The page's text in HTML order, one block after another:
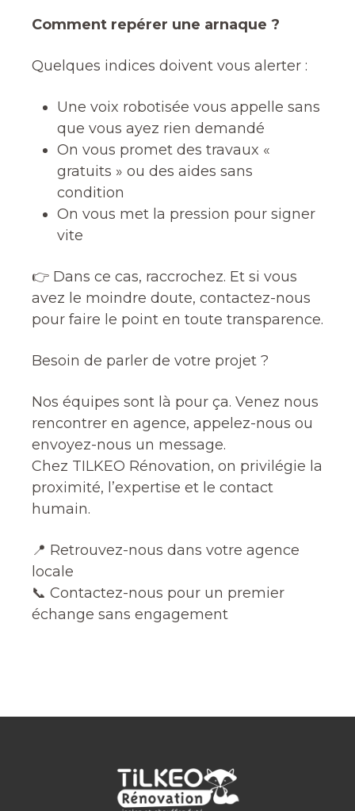
Comment repérer une arnaque ?
Quelques indices doivent vous alerter :
Une voix robotisée vous appelle sans
que vous ayez rien demandé
On vous promet des travaux «
gratuits » ou des aides sans
condition
On vous met la pression pour signer
vite
👉 Dans ce cas, raccrochez. Et si vous
avez le moindre doute, contactez-nous
pour faire le point en toute transparence.
Besoin de parler de votre projet ?
Nos équipes sont là pour ça. Venez nous
rencontrer en agence, appelez-nous ou
envoyez-nous un message.
Chez TILKEO Rénovation, on privilégie la
proximité, l’expertise et le contact
humain.
📍 Retrouvez-nous dans votre agence
locale
📞 Contactez-nous pour un premier
échange sans engagement